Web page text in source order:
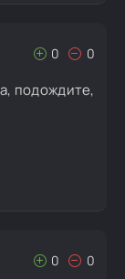
0 0
подождите,
0 0